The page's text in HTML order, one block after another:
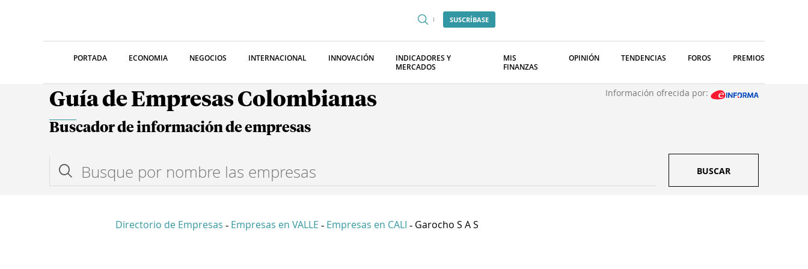
SUSCRÍBASE
PORTADA ECONOMIA NEGOCIOS INTERNACIONAL INNOVACIÓN
INDICADORES Y
MERCADOS
MIS
FINANZAS
OPINIÓN TENDENCIAS FOROS PREMIOS
Guía de Empresas Colombianas Información ofrecida por:
Buscador de información de empresas
BUSCAR
Directorio de Empresas - Empresas en VALLE - Empresas en CALI - Garocho S A S